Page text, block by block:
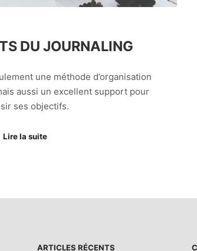
DU JOURNALING
une méthode d’organisation
aussi un excellent support pour
ses objectifs.
Lire la suite
ARTICLES RÉCENTS